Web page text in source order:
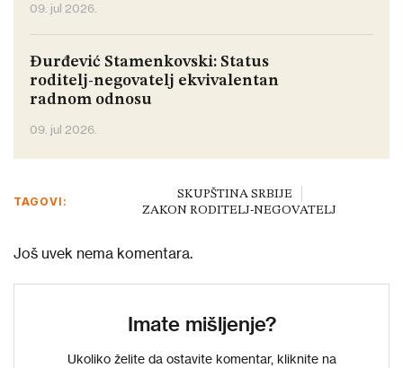
09. jul 2026.
Đurđević Stamenkovski: Status
roditelj-negovatelj ekvivalentan
radnom odnosu
09. jul 2026.
TAGOVI:
SKUPŠTINA SRBIJE
ZAKON RODITELJ-NEGOVATELJ
Još uvek nema komentara.
Imate mišljenje?
Ukoliko želite da ostavite komentar, kliknite na